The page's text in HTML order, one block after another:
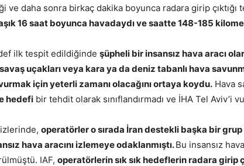
ve daha sonra birkaç dakika boyunca radara girip çıktığı
16 saat boyunca havadaydı ve saatte 148-185
ilk tespit edildiğinde şüpheli bir insansız hava aracı
savaş uçakları veya kara ya da deniz tabanlı hava
için yeterli zamanı olacağını ortaya koydu. Hava
hedefi bir tehdit olarak sınıflandırmadı ve İHA Tel Aviv’i
operatörler o sırada İran destekli başka bir grup
hava aracını izlemeye odaklanmıştı.Bu insansız
IAF, operatörlerin sık sık hedeflerin radara girip